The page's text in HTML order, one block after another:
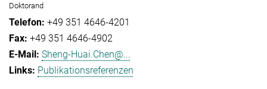
Doktorand
+49 351 4646-4201
+49 351 4646-4902
Sheng-Huai.Chen@...
Publikationsreferenzen